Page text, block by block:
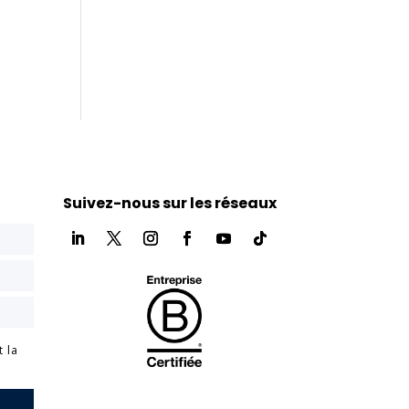
la
Suivez-nous sur les réseaux